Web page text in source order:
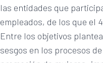
las entidades que
empleados, de los que el
Entre los objetivos
sesgos en los procesos